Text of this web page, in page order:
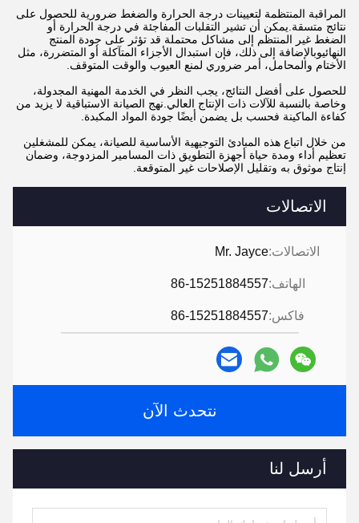
الاتصالات
الاتصالات:Mr. Jayce
الهاتف:86-15251884557
فاكس:86-15251884557
نتحدث الآن
أرسل لنا
المراقبة المنتظمة لتعيينات درجة الحرارة والضغط ضرورية للحصول على
نتائج متسقة.يمكن أن تشير التقلبات المفاجئة في درجة الحرارة أو
الضغط غير المنتظم إلى مشاكل محتملة قد تؤثر على جودة المنتج
النهائيوبالإضافة إلى ذلك، فإن استبدال الأجزاء المتآكلة أو المتضررة، مثل
الأختام والمحامل، أمر ضروري لمنع العيوب والوقت المتوقف.
للحصول على أفضل النتائج، يجب النظر في الخدمة المهنية المجدولة،
وخاصة بالنسبة للآلات ذات الإنتاج العالي.نهج الصيانة الاستباقية لا يزيد من
كفاءة الماكينة فحسب بل يضمن أيضًا جودة المواد المكبدة.
من خلال اتباع هذه المبادئ التوجيهية الأساسية للصيانة، يمكن للمشغلين
تعظيم أداء ومدة حياة أجهزة التطويق ذات المسامير المزدوجة، وضمان
إنتاج موثوق به وتقليل الإصلاحات غير المتوقعة.